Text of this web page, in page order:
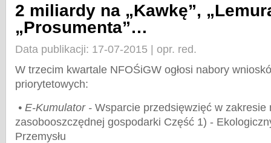
2 miliardy na „Kawkę”,
„Prosumenta”…
Data publikacji: 17-07-2015 | opr. red.
W trzecim kwartale NFOŚiGW ogłosi nabory
priorytetowych:
• E-Kumulator- Wsparcie przedsięwzięć w zakresie
zasobooszczędnej gospodarki Część 1) -
Przemysłu